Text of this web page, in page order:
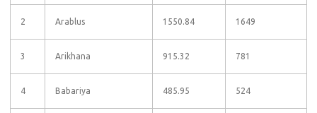
2 Arablus 1550.84 1649
3 Arikhana 915.32 781
4 Babariya 485.95 524